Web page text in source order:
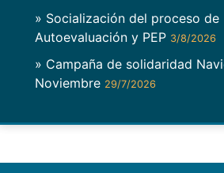
» Socialización del proceso de
Autoevaluación y PEP 3/8/2026
» Campaña de solidaridad
Noviembre 29/7/2026